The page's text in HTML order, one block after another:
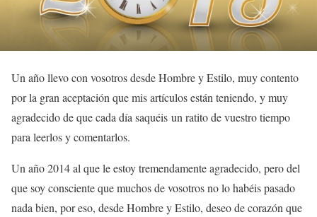
Un año llevo con vosotros desde Hombre y Estilo, muy contento
por la gran aceptación que mis artículos están teniendo, y muy
agradecido de que cada día saquéis un ratito de vuestro tiempo
para leerlos y comentarlos.
Un año 2014 al que le estoy tremendamente agradecido, pero del
que soy consciente que muchos de vosotros no lo habéis pasado
nada bien, por eso, desde Hombre y Estilo, deseo de corazón que